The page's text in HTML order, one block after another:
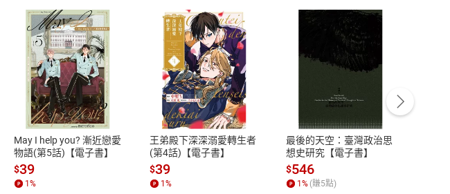
退換貨規範
提供消費者保護法七日猶豫期
，遽消費者保護法及通訊交易解
理例外情事適用準則，依商品性
不同規定。詳細退換貨說明請參
品說明。
客服資訊
服務時間：週一到週五 10:00-12:00、
13:00-17:00 (國定假日及例假日休息)
客服電話：0080-1857077
May I help you? 漸近戀愛
物語(第5話)【電子書】
$39
1%
王弟殿下深深溺愛轉生者
(第4話)【電子書】
$39
1%
最後的天空：臺灣政治思
想史研究【電子書】
$546
1% (賺5點)